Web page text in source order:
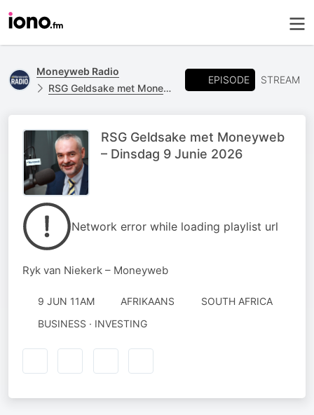
Moneyweb Radio
RSG Geldsake met Moneyweb
EPISODE STREAM
RSG Geldsake met Moneyweb
– Dinsdag 9 Junie 2026
Network error while loading playlist url
Ryk van Niekerk – Moneyweb
9 JUN 11AM AFRIKAANS
SOUTH AFRICA
BUSINESS · INVESTING